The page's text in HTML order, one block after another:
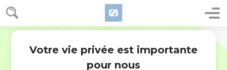
Votre vie privée est importante
pour nous